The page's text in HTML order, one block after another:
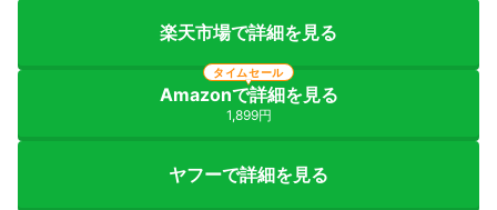
楽天市場で詳細を見る
Amazonで詳細を見る
1,899円
タイムセール
ヤフーで詳細を見る